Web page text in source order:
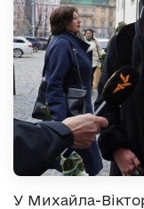
У Михайла-